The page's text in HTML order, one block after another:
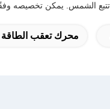
محرك تعقب